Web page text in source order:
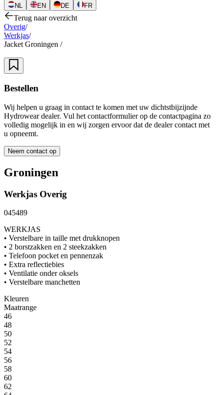
NL EN DE FR
Terug naar overzicht
Overig/
Werkjas/
Jacket Groningen /
Bestellen
Wij helpen u graag in contact te komen met uw dichtstbijzijnde
Hydrowear dealer. Vul het contactformulier op de contactpagina zo
volledig mogelijk in en wij zorgen ervoor dat de dealer contact met
u opneemt.
Neem contact op
Groningen
Werkjas Overig
045489
WERKJAS
• Verstelbare in taille met drukknopen
• 2 borstzakken en 2 steekzakken
• Telefoon pocket en pennenzak
• Extra reflectiebies
• Ventilatie onder oksels
• Verstelbare manchetten
Kleuren
Maatrange
46
48
50
52
54
56
58
60
62